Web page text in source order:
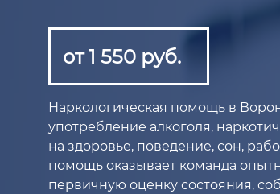
от 1 550 руб.
Наркологическая помощь в
употребление алкоголя,
на здоровье, поведение, сон,
помощь оказывает команда
первичную оценку состояния,